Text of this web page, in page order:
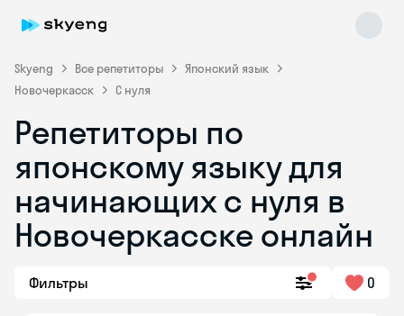
Skyeng Все репетиторы
Японский язык
Новочеркасск
С нуля
Репетиторы по
японскому языку для
начинающих с нуля в
Новочеркасске онлайн
Фильтры 0
Skyeng Chat